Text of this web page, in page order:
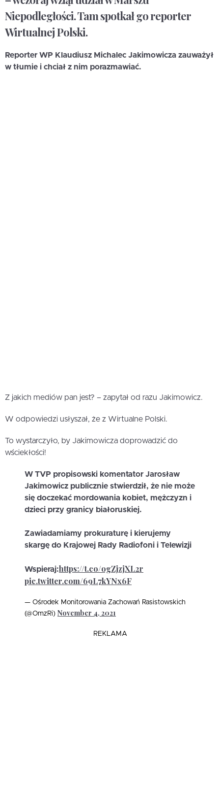
Niepodległości. Tam spotkał go reporter
Wirtualnej Polski.
Reporter WP Klaudiusz Michalec Jakimowicza zauważył
w tłumie i chciał z nim porazmawiać.
Z jakich mediów pan jest? – zapytał od razu Jakimowicz.
W odpowiedzi usłyszał, że z Wirtualne Polski.
To wystarczyło, by Jakimowicza doprowadzić do
wściekłości!
W TVP propisowski komentator Jarosław
Jakimowicz publicznie stwierdził, że nie może
się doczekać mordowania kobiet, mężczyzn i
dzieci przy granicy białoruskiej.
Zawiadamiamy prokuraturę i kierujemy
skargę do Krajowej Rady Radiofoni i Telewizji
Wspieraj:https://t.co/ogZjzjXL2r
pic.twitter.com/69L7kYNx6F
— Ośrodek Monitorowania Zachowań Rasistowskich
(@OmzRi) November 4, 2021
REKLAMA